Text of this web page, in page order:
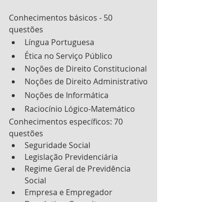
Conhecimentos básicos - 50
questões
Língua Portuguesa
Ética no Serviço Público
Noções de Direito Constitucional
Noções de Direito Administrativo
Noções de Informática
Raciocínio Lógico-Matemático
Conhecimentos específicos: 70
questões
Seguridade Social
Legislação Previdenciária
Regime Geral de Previdência
Social
Empresa e Empregador